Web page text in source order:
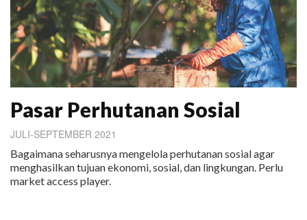
Pasar Perhutanan Sosial
JULI-SEPTEMBER 2021
Bagaimana seharusnya mengelola perhutanan sosial agar
menghasilkan tujuan ekonomi, sosial, dan lingkungan. Perlu
market access player.